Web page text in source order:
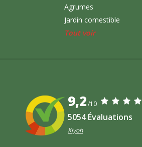
Agrumes
Jardin comestible
Tout voir
9,2 /10
5054 Évaluations
Kiyoh